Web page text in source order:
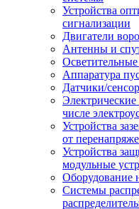
Устройства
сигнализации
Двигатели
Антенны и
Осветительные
Аппаратура
Датчики/
числе
Устройства
от
Устройства
модульные
Оборудование
Системы